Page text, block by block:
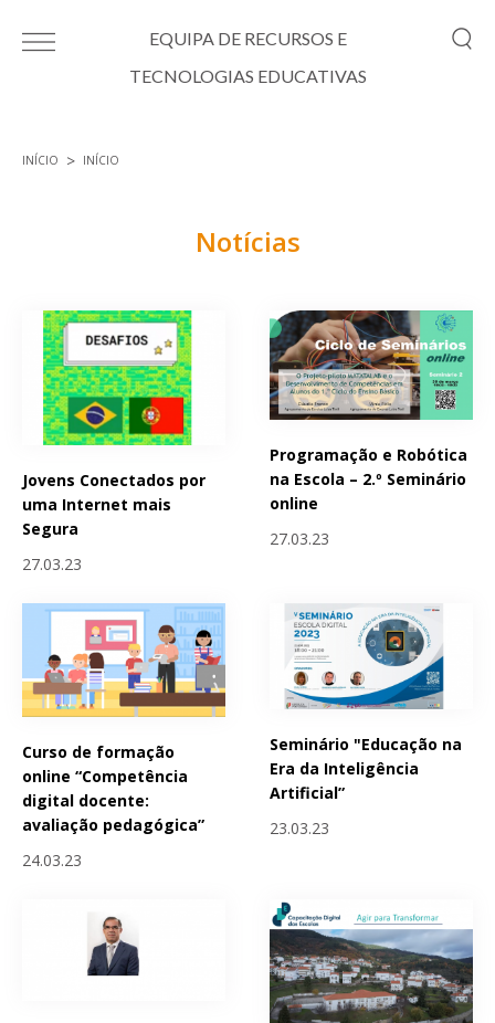
EQUIPA DE RECURSOS E
TECNOLOGIAS EDUCATIVAS
INÍCIO INÍCIO
Notícias
Jovens Conectados por
uma Internet mais
Segura
27.03.23
Programação e Robótica
na Escola – 2.º Seminário
online
27.03.23
Curso de formação
online “Competência
digital docente:
avaliação pedagógica”
24.03.23
Seminário "Educação na
Era da Inteligência
Artificial”
23.03.23
Páginas